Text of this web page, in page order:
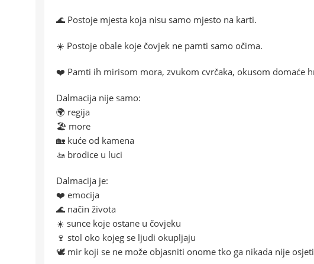
🌊 Postoje mjesta koja nisu samo mjesto na karti.
☀️ Postoje obale koje čovjek ne pamti samo očima.
❤️ Pamti ih mirisom mora, zvukom cvrčaka, okusom domaće
Dalmacija nije samo:
🌍 regija
🏖️ more
🏡 kuće od kamena
🚤 brodice u luci
Dalmacija je:
❤️ emocija
🌊 način života
☀️ sunce koje ostane u čovjeku
🍷 stol oko kojeg se ljudi okupljaju
🕊️ mir koji se ne može objasniti onome tko ga nikada nije